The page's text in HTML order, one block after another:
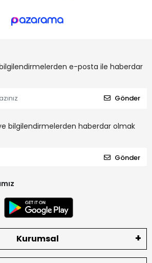
e-posta ile haberdar
Gönder
bilgilendirmelerden haberdar olmak
Gönder
Kurumsal